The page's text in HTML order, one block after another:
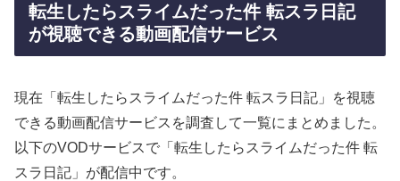
転生したらスライムだった件 転スラ日記
が視聴できる動画配信サービス
現在「転生したらスライムだった件 転スラ日記」を視聴
できる動画配信サービスを調査して一覧にまとめました。
以下のVODサービスで「転生したらスライムだった件 転
スラ日記」が配信中です。